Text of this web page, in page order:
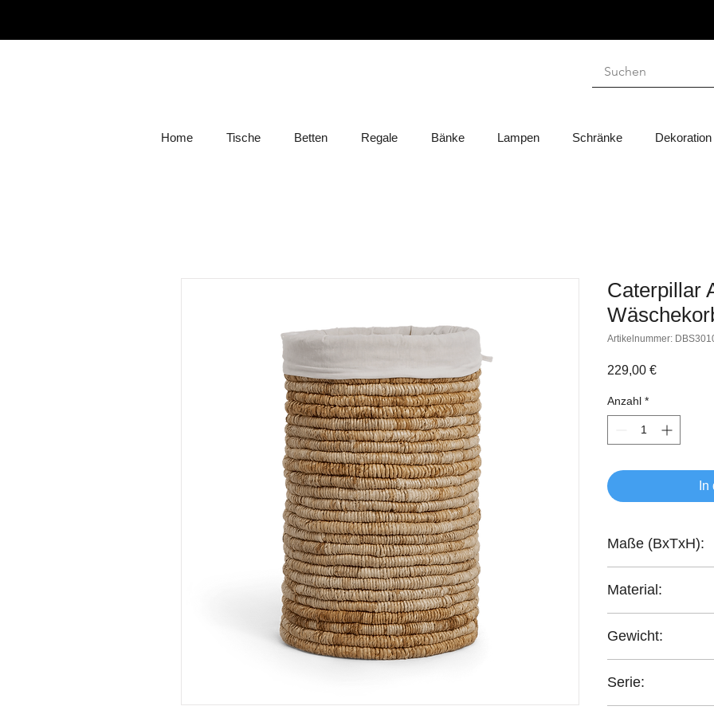
Home Tische Betten Regale Bänke Lampen Schränke Dekoration
Caterpillar
Artikelnummer:
229,00 €Preis
Anzahl *
Maße (BxTxH):
Material:
Gewicht:
Serie: